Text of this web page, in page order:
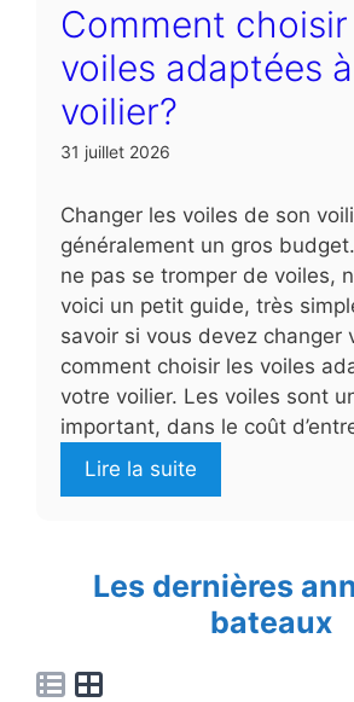
Comment choisir
voiles adaptées
voilier?
31 juillet 2026
Changer les voiles de son
généralement un gros
ne pas se tromper de voiles,
voici un petit guide, très
savoir si vous devez changer
comment choisir les voiles
votre voilier. Les voiles sont
important, dans le coût
Lire la suite
Les dernières
bateaux